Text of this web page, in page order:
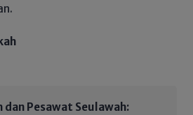
dan Pesawat Seulawah: